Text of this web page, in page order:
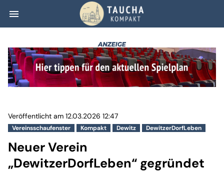
menu Neuer Verein
Vereinsschaufenster Kompakt Dewitz DewitzerDorfLeben
Veröffentlicht am 12.03.2026 12:47
Neuer Verein
„DewitzerDorfLeben“ gegründet